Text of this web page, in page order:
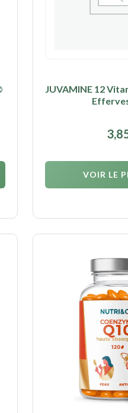
JUVAMINE 12
VOIR LE